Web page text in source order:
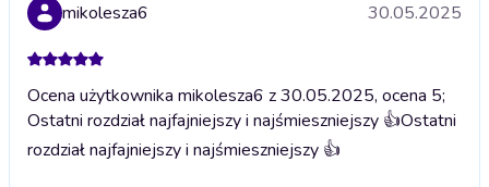
mikolesza6 30.05.2025
Ocena użytkownika mikolesza6 z 30.05.2025, ocena 5;
Ostatni rozdział najfajniejszy i najśmieszniejszy 👍Ostatni
rozdział najfajniejszy i najśmieszniejszy 👍